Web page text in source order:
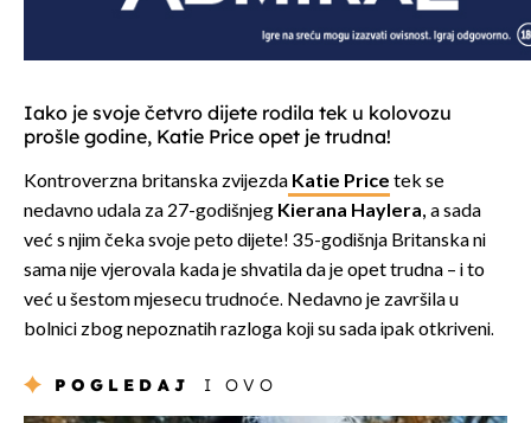
Iako je svoje četvro dijete rodila tek u kolovozu
prošle godine, Katie Price opet je trudna!
Kontroverzna britanska zvijezda Katie Price tek se
nedavno udala za 27-godišnjeg Kierana Haylera, a sada
već s njim čeka svoje peto dijete! 35-godišnja Britanska ni
sama nije vjerovala kada je shvatila da je opet trudna – i to
već u šestom mjesecu trudnoće. Nedavno je završila u
bolnici zbog nepoznatih razloga koji su sada ipak otkriveni.
POGLEDAJ I OVO